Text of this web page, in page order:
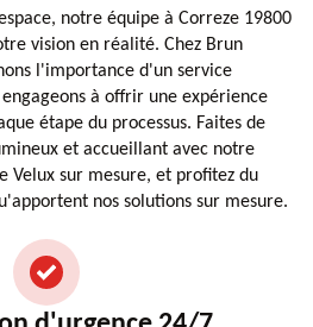
notre équipe à Correze 19800
vision en réalité. Chez Brun
l'importance d'un service
à offrir une expérience
étape du processus. Faites de
et accueillant avec notre
Velux sur mesure, et profitez du
nos solutions sur mesure.